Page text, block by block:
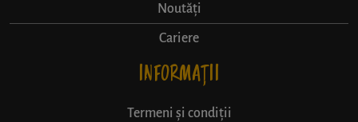
Noutăți
Cariere
INFORMAȚII
Termeni și condiții